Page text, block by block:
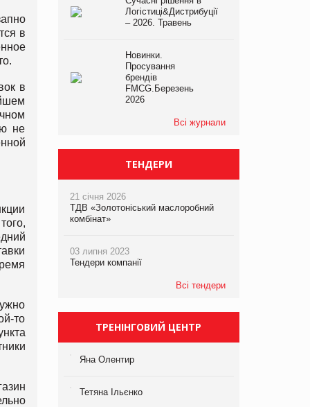
в
в
не
то
Логістиці&Дистрибуції
– 2026. Травень
Новинки.
Просування
брендів
FMCG.Березень
2026
Всі журнали
ТЕНДЕРИ
21 січня 2026
ТДВ «Золотоніський маслоробний
комбінат»
03 липня 2023
Тендери компанії
Всі тендери
ТРЕНІНГОВИЙ ЦЕНТР
Яна Олентир
Тетяна Ільєнко